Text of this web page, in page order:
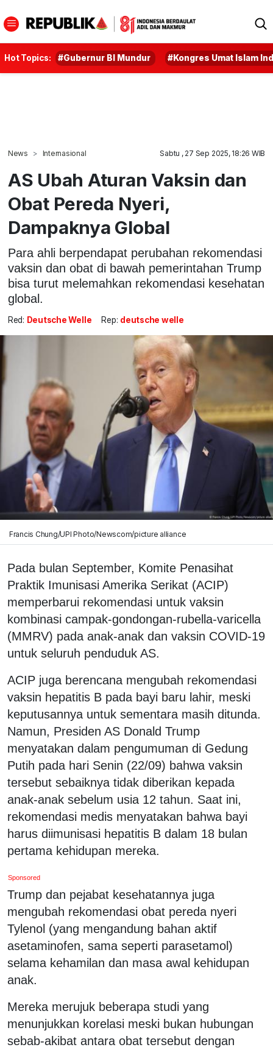
Hot Topics: #Gubernur BI Mundur #Kongres Umat Islam
News Internasional Sabtu , 27 Sep 2025, 18:26 WIB
AS Ubah Aturan Vaksin dan
Obat Pereda Nyeri,
Dampaknya Global
Para ahli berpendapat perubahan rekomendasi
vaksin dan obat di bawah pemerintahan Trump
bisa turut melemahkan rekomendasi kesehatan
global.
Red: Deutsche Welle Rep: deutsche welle
Francis Chung/UPI Photo/Newscom/picture alliance
Pada bulan September, Komite Penasihat
Praktik Imunisasi Amerika Serikat (ACIP)
memperbarui rekomendasi untuk vaksin
kombinasi campak-gondongan-rubella-varicella
(MMRV) pada anak-anak dan vaksin COVID-19
untuk seluruh penduduk AS.
ACIP juga berencana mengubah rekomendasi
vaksin hepatitis B pada bayi baru lahir, meski
keputusannya untuk sementara masih ditunda.
Namun, Presiden AS Donald Trump
menyatakan dalam pengumuman di Gedung
Putih pada hari Senin (22/09) bahwa vaksin
tersebut sebaiknya tidak diberikan kepada
anak-anak sebelum usia 12 tahun. Saat ini,
rekomendasi medis menyatakan bahwa bayi
harus diimunisasi hepatitis B dalam 18 bulan
pertama kehidupan mereka.
Sponsored
Trump dan pejabat kesehatannya juga
mengubah rekomendasi obat pereda nyeri
Tylenol (yang mengandung bahan aktif
asetaminofen, sama seperti parasetamol)
selama kehamilan dan masa awal kehidupan
anak.
Mereka merujuk beberapa studi yang
menunjukkan korelasi meski bukan hubungan
sebab-akibat antara obat tersebut dengan